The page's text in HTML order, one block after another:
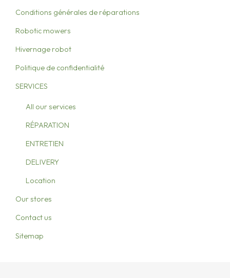
Conditions générales de réparations
Robotic mowers
Hivernage robot
Politique de confidentialité
SERVICES
All our services
RÉPARATION
ENTRETIEN
DELIVERY
Location
Our stores
Contact us
Sitemap